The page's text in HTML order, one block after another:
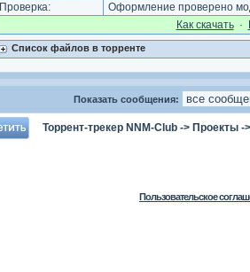
Проверка:
Оформление проверено
Как cкачать·
Список файлов в торренте
Показать сообщения:
Торрент-трекер NNM-Club -> Проекты -
Пользовательское